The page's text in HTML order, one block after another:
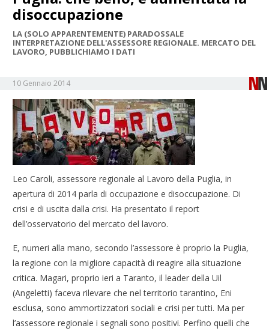
disoccupazione
LA (SOLO APPARENTEMENTE) PARADOSSALE
INTERPRETAZIONE DELL'ASSESSORE REGIONALE. MERCATO DEL
LAVORO, PUBBLICHIAMO I DATI
10 Gennaio 2014
Leo Caroli, assessore regionale al Lavoro della Puglia, in
apertura di 2014 parla di occupazione e disoccupazione. Di
crisi e di uscita dalla crisi. Ha presentato il report
dell’osservatorio del mercato del lavoro.
E, numeri alla mano, secondo l’assessore è proprio la Puglia,
la regione con la migliore capacità di reagire alla situazione
critica. Magari, proprio ieri a Taranto, il leader della Uil
(Angeletti) faceva rilevare che nel territorio tarantino, Eni
esclusa, sono ammortizzatori sociali e crisi per tutti. Ma per
l’assessore regionale i segnali sono positivi. Perfino quelli che